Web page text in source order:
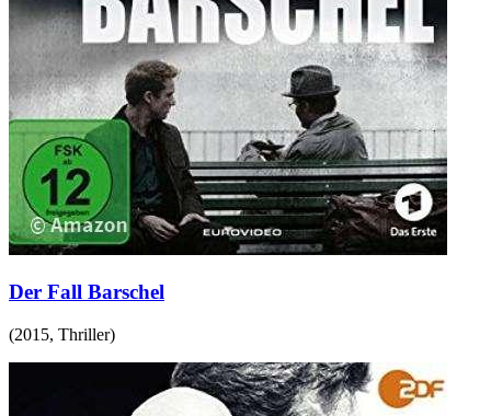
Der Fall Barschel
(2015, Thriller)